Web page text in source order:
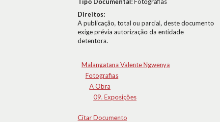
Direitos:
A publicação, total ou parcial, deste documento
exige prévia autorização da entidade
detentora.
Malangatana Valente Ngwenya
Fotografias
A Obra
09. Exposições
Citar Documento